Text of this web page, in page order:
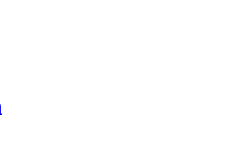
Generasi Milenial!